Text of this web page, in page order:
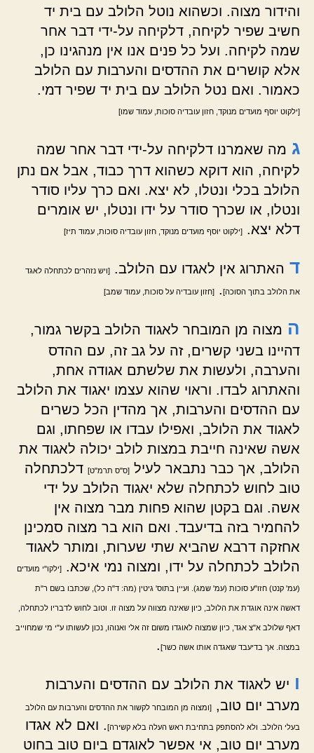
והידור מצוה. וכשהוא נוטל הלולב עם בית יד
חשיב שפיר לקיחה, דלקיחה על-ידי דבר אחר
שמה לקיחה. ועל כל פנים אנו אין מנהגינו כן,
אלא קושרים את ההדסים והערבות עם הלולב
כאמור. ואם נטל הלולב עם בית יד שפיר דמי.
[ילקוט יוסף מועדים מנוקד, חזון עובדיה סוכות, עמוד שמו]
ג מה שאמרנו דלקיחה על-ידי דבר אחר שמה
לקיחה, הוא דוקא כשהוא דרך כבוד, אבל אם נתן
הלולב בכלי ונטלו, לא יצא. ואם כרך עליו סודר
ונטלו, או שכרך סודר על ידו ונטלו, יש אומרים
דלא יצא. [ילקוט יוסף מועדים מנוקד, חזון עובדיה סוכות, עמוד תיז]
ד האתרוג אין לאגדו עם הלולב. [ויש נזהרים לכתחלה לאגד
את הלולב בתוך הסוכה]. [חזון עובדיה על סוכות, עמוד שמב]
ה מצוה מן המובחר לאגוד הלולב בקשר גמור,
דהיינו בשני קשרים, זה על גב זה, עם ההדס
והערבה, ולעשות את שלשתם אגודה אחת,
והאתרוג לבדו. וראוי שהוא עצמו יאגוד את הלולב
עם ההדסים והערבות, אך מהדין הכל כשרים
לאגוד את הלולב, ואפילו עבדו או שפחתו, וגם
אשה שאינה חייבת במצות לולב יכולה לאגוד את
הלולב, אך כבר נתבאר לעיל [ס"ס תרמ"ט] דלכתחלה
טוב לחוש לכתחלה שלא יאגוד הלולב על ידי
אשה. וגם בקטן שהוא פחות מבר מצוה אין
להחמיר בזה בדיעבד. ואם הוא בר מצוה סמכינן
אחזקה דרבא שהביא שתי שערות, ומותר לאגוד
הלולב לכתחלה על ידו, ומצוה נמי איכא. [ילקו"י מועדים
(עמ' קנט) חזו"ע סוכות (עמ' שמג). ועיין בתוס' גיטין (מה: ד"ה כל), שכתבו בשם ר"ת
דאשה אינה אוגדת את הלולב, כיון שאינה מצווה על מצוה זו. וטוב לחוש לדבריו לכתחלה,
דאף שלולב א"צ אגד, כיון שמצוה לאוגדו משום זה אלי ואנוהו, נכון לעשותו ע"י מי שמחוייב
במצוה. אך בדיעבד שאגדה אותו אשה כשר].
ו יש לאגוד את הלולב עם ההדסים והערבות
מערב יום טוב, [ומצוה מן המובחר לקשור את ההדסים והערבות עם הלולב
בעלי הלולב. ולא להסתפק בתחיבת ראש העלה בלא קשירה]. ואם לא אגדו
מערב יום טוב, אי אפשר לאוגדם ביום טוב בחוט